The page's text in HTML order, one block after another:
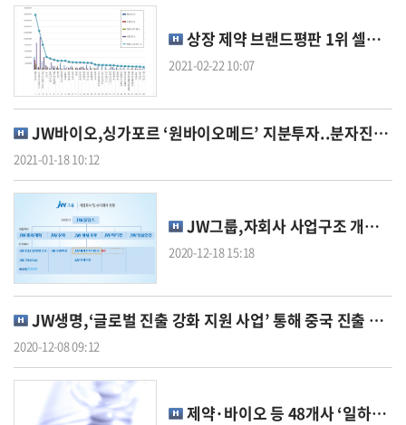
상장 제약 브랜드평판 1위 셀트리온·2위 삼성바이오로직스
2021-02-22 10:07
JW바이오,싱가포르 ‘원바이오메드’ 지분투자..분자진단 확장
2021-01-18 10:12
JW그룹,자회사 사업구조 개편…핵심역량 시너지 강화
2020-12-18 15:18
JW생명,‘글로벌 진출 강화 지원 사업’ 통해 중국 진출 박차
2020-12-08 09:12
제약·바이오 등 48개사 ‘일하기 좋은 중소기업’ 선정